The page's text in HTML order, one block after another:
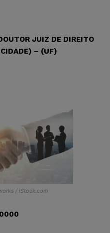
JUIZ DE DIREITO
– (UF)
/ iStock.com